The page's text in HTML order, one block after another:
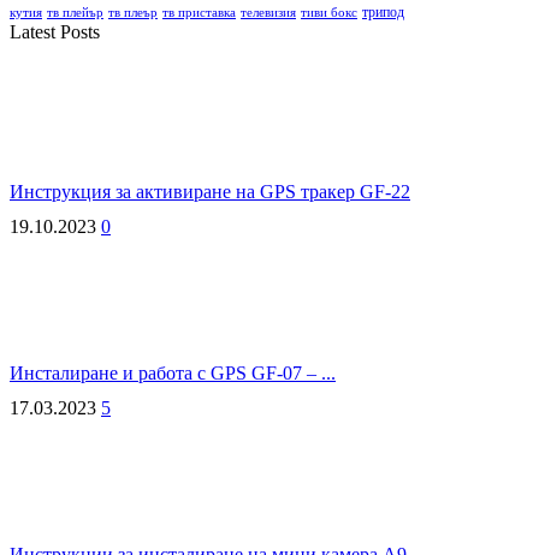
кутия тв плейър тв плеър тв приставка телевизия тиви бокс трипод
Latest Posts
Инструкция за активиране на GPS тракер GF-22
19.10.2023 0
Инсталиране и работа с GPS GF-07 – ...
17.03.2023 5